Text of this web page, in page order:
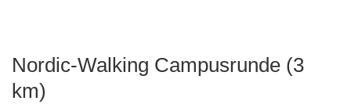
Nordic-Walking Campusrunde (3
km)